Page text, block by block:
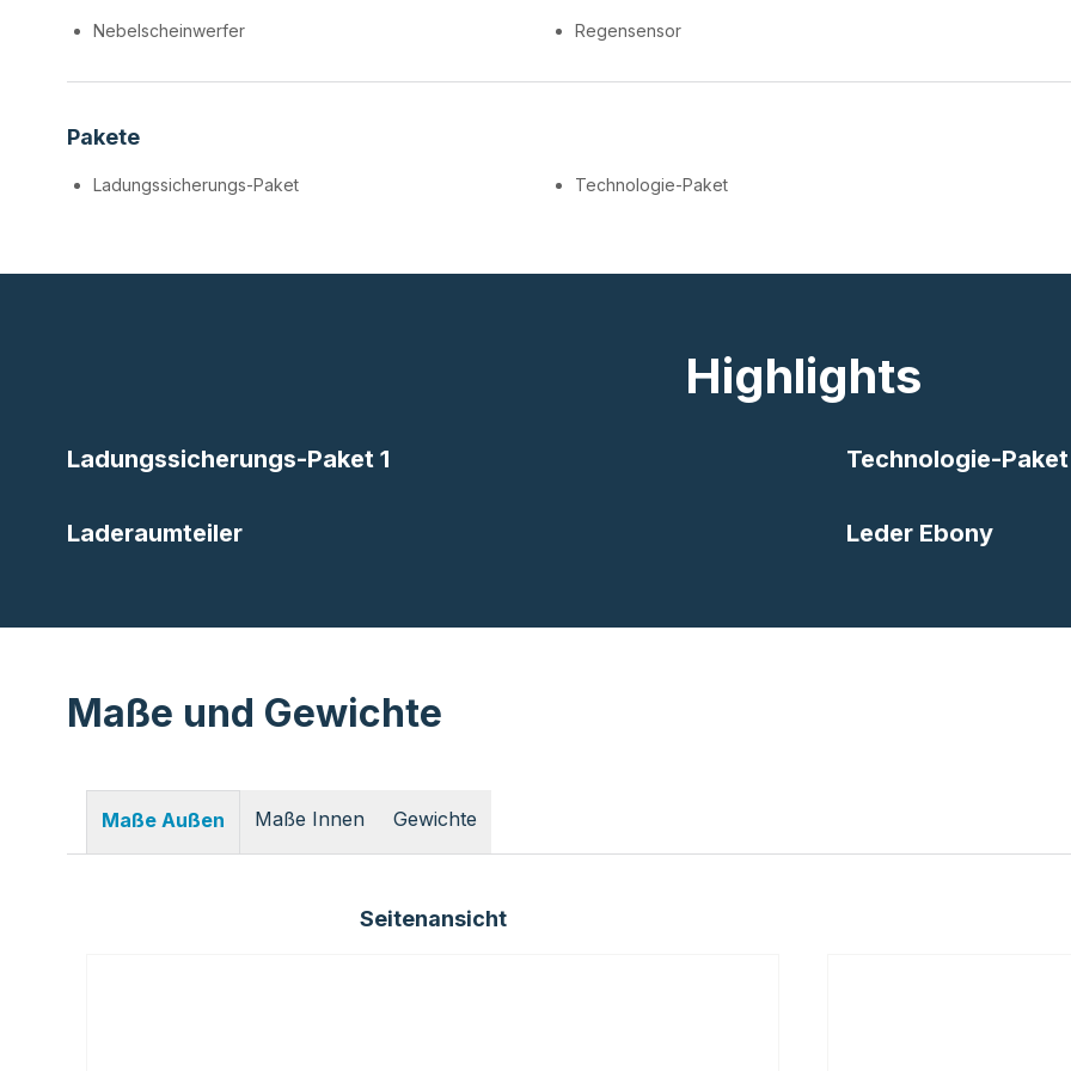
Nebelscheinwerfer Regensensor
Pakete
Ladungssicherungs-Paket Technologie-Paket
Highlights
Ladungssicherungs-Paket 1 Technologie-
Laderaumteiler Leder Ebony
Maße und Gewichte
Maße Außen Maße Innen Gewichte
Seitenansicht